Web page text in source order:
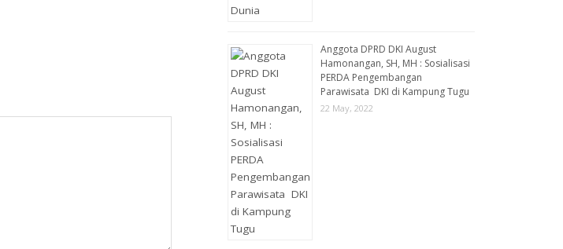
Anggota DPRD DKI August
Hamonangan, SH, MH : Sosialisasi
PERDA Pengembangan
Parawisata DKI di Kampung Tugu
22 May, 2022